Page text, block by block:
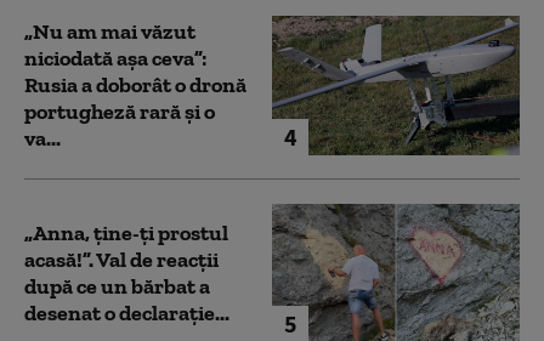
4
„Nu am mai văzut
niciodată așa ceva”:
Rusia a doborât o dronă
portugheză rară și o
va...
5
„Anna, ţine-ţi prostul
acasă!”. Val de reacții
după ce un bărbat a
desenat o declarație...